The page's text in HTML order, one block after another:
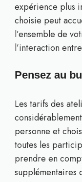
expérience plus
choisie peut
l’ensemble de
l’interaction
Pensez au
Les tarifs des
personne et
toutes les
prendre en
supplémentaires